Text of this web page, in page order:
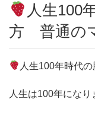
人生100
方 普通の
人生100年時代
人生は100年になり